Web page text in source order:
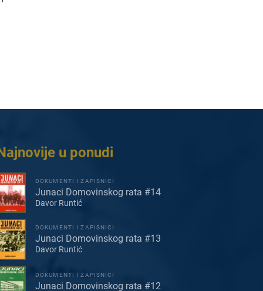
u ponudi
DOKUMENTI I ZAPISNICI
Junaci Domovinskog rata #14
Davor Runtić
DOKUMENTI I ZAPISNICI
Junaci Domovinskog rata #13
Davor Runtić
DOKUMENTI I ZAPISNICI
Junaci Domovinskog rata #12